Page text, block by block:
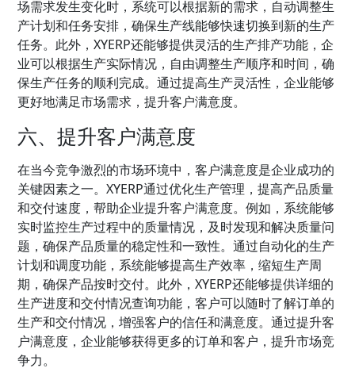
场需求发生变化时，系统可以根据新的需求，自动调整生
产计划和任务安排，确保生产线能够快速切换到新的生产
任务。此外，XYERP还能够提供灵活的生产排产功能，企
业可以根据生产实际情况，自由调整生产顺序和时间，确
保生产任务的顺利完成。通过提高生产灵活性，企业能够
更好地满足市场需求，提升客户满意度。
六、提升客户满意度
在当今竞争激烈的市场环境中，客户满意度是企业成功的
关键因素之一。XYERP通过优化生产管理，提高产品质量
和交付速度，帮助企业提升客户满意度。例如，系统能够
实时监控生产过程中的质量情况，及时发现和解决质量问
题，确保产品质量的稳定性和一致性。通过自动化的生产
计划和调度功能，系统能够提高生产效率，缩短生产周
期，确保产品按时交付。此外，XYERP还能够提供详细的
生产进度和交付情况查询功能，客户可以随时了解订单的
生产和交付情况，增强客户的信任和满意度。通过提升客
户满意度，企业能够获得更多的订单和客户，提升市场竞
争力。